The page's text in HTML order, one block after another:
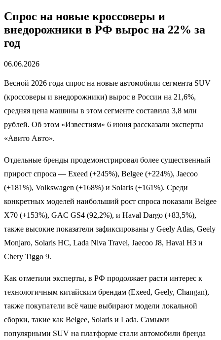
Спрос на новые кроссоверы и
внедорожники в РФ вырос на 22% за
год
06.06.2026
Весной 2026 года спрос на новые автомобили сегмента SUV
(кроссоверы и внедорожники) вырос в России на 21,6%,
средняя цена машины в этом сегменте составила 3,8 млн
рублей. Об этом «Известиям» 6 июня рассказали эксперты
«Авито Авто».
Отдельные бренды продемонстрировал более существенный
прирост спроса — Exeed (+245%), Belgee (+224%), Jaecoo
(+181%), Volkswagen (+168%) и Solaris (+161%). Среди
конкретных моделей наибольший рост спроса показали Belgee
X70 (+153%), GAC GS4 (92,2%), и Haval Dargo (+83,5%),
также высокие показатели зафиксированы у Geely Atlas, Geely
Monjaro, Solaris HC, Lada Niva Travel, Jaecoo J8, Haval H3 и
Chery Tiggo 9.
Как отметили эксперты, в РФ продолжает расти интерес к
технологичным китайским брендам (Exeed, Geely, Changan),
также покупатели всё чаще выбирают модели локальной
сборки, такие как Belgee, Solaris и Lada. Самыми
популярными SUV на платформе стали автомобили бренда